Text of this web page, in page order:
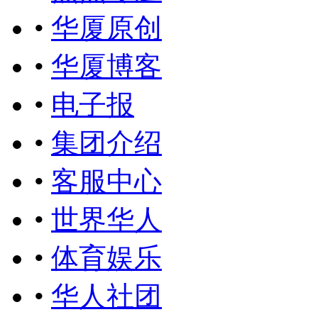
• 华厦原创
• 华厦博客
• 电子报
• 集团介绍
• 客服中心
• 世界华人
• 体育娱乐
• 华人社团